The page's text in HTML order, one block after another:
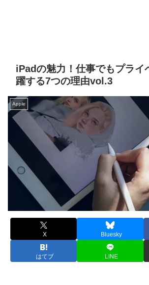
iPadの魅力！仕事でもプライ
躍する7つの理由vol.3
Apple
X Bluesky
はてブ LINE